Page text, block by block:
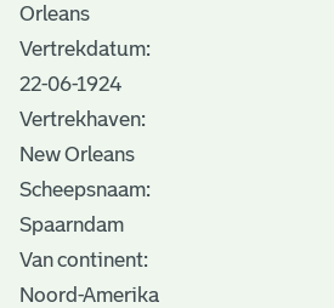
Orleans
Vertrekdatum:
22-06-1924
Vertrekhaven:
New Orleans
Scheepsnaam:
Spaarndam
Van continent:
Noord-Amerika